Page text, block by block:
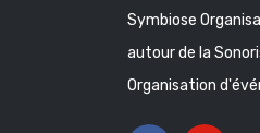
Symbiose
autour de la
Organisation